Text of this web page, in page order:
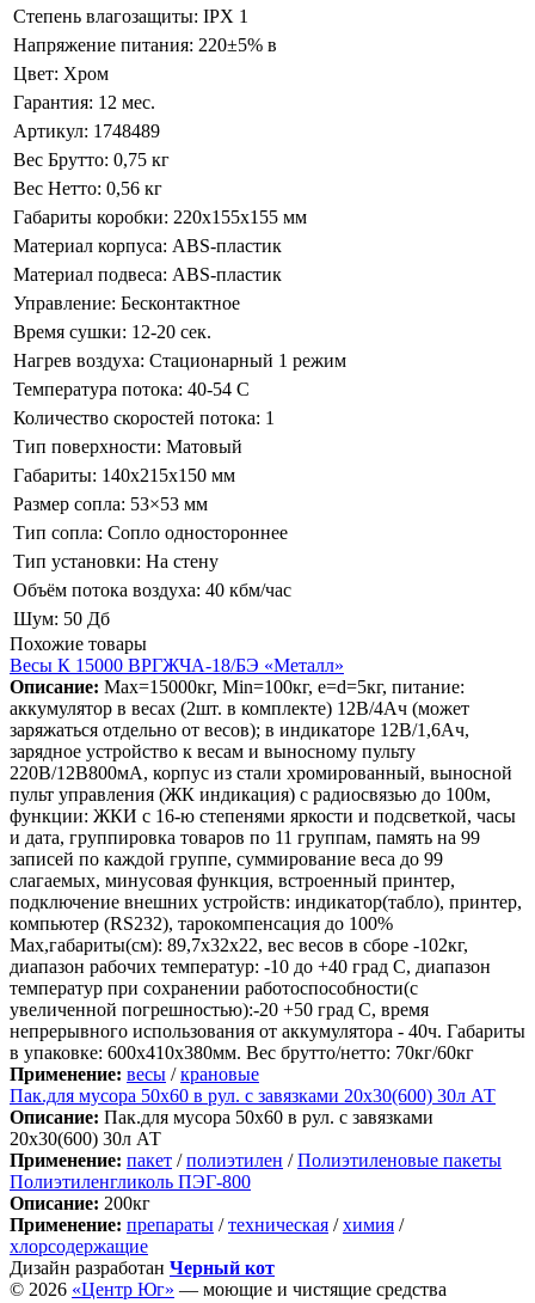
Степень влагозащиты: IPX 1
Напряжение питания: 220±5% в
Цвет: Хром
Гарантия: 12 мес.
Артикул: 1748489
Вес Брутто: 0,75 кг
Вес Нетто: 0,56 кг
Габариты коробки: 220x155x155 мм
Материал корпуса: ABS-пластик
Материал подвеса: ABS-пластик
Управление: Бесконтактное
Время сушки: 12-20 сек.
Нагрев воздуха: Стационарный 1 режим
Температура потока: 40-54 С
Количество скоростей потока: 1
Тип поверхности: Матовый
Габариты: 140x215x150 мм
Размер сопла: 53×53 мм
Тип сопла: Сопло одностороннее
Тип установки: На стену
Объём потока воздуха: 40 кбм/час
Шум: 50 Дб
Похожие товары
Весы К 15000 ВРГЖЧА-18/БЭ «Металл»
Описание: Max=15000кг, Min=100кг, e=d=5кг, питание:
аккумулятор в весах (2шт. в комплекте) 12В/4Ач (может
заряжаться отдельно от весов); в индикаторе 12В/1,6Ач,
зарядное устройство к весам и выносному пульту
220В/12В800мА, корпус из стали хромированный, выносной
пульт управления (ЖК индикация) с радиосвязью до 100м,
функции: ЖКИ с 16-ю степенями яркости и подсветкой, часы
и дата, группировка товаров по 11 группам, память на 99
записей по каждой группе, суммирование веса до 99
слагаемых, минусовая функция, встроенный принтер,
подключение внешних устройств: индикатор(табло), принтер,
компьютер (RS232), тарокомпенсация до 100%
Max,габариты(см): 89,7х32х22, вес весов в сборе -102кг,
диапазон рабочих температур: -10 до +40 град С, диапазон
температур при сохранении работоспособности(с
увеличенной погрешностью):-20 +50 град С, время
непрерывного использования от аккумулятора - 40ч. Габариты
в упаковке: 600х410х380мм. Вес брутто/нетто: 70кг/60кг
Применение: весы /крановые
Пак.для мусора 50х60 в рул. с завязками 20х30(600) 30л АТ
Описание: Пак.для мусора 50х60 в рул. с завязками
20х30(600) 30л АТ
Применение: пакет /полиэтилен /Полиэтиленовые пакеты
Полиэтиленгликоль ПЭГ-800
Описание: 200кг
Применение: препараты /техническая /химия /
хлорсодержащие
Дизайн разработан Черный кот
© 2026 «Центр Юг» — моющие и чистящие средства